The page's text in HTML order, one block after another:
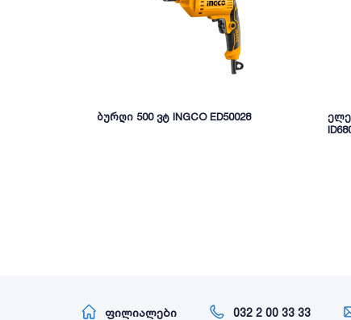
ბურღი 500 ვტ INGCO ED50028
ფილიალები 032 2 00 33 33